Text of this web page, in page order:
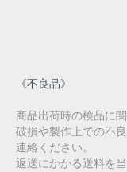
《不良品》
商品出荷時の検品に
破損や製作上での不
連絡ください。
返送にかかる送料を